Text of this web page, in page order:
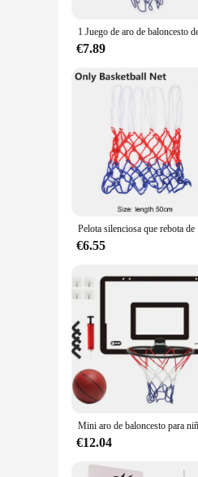
**Versatile and Easy to
This indoor basketball
up and enjoy right out
moved around as
**Performance and
The Indoor Basketball
impact of hard dunks
choice for both casual
improve their skills in
€7.89
€6.55
€12.04